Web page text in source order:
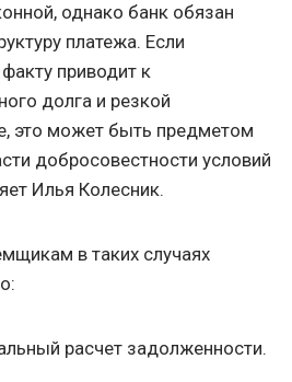
однако банк обязан
платежа. Если
приводит к
долга и резкой
это может быть предметом
добросовестности условий
Илья Колесник.
в таких случаях
расчет задолженности.